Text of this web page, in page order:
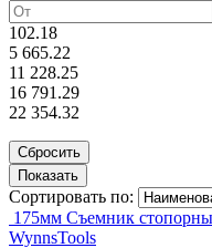
102.18
5 665.22
11 228.25
16 791.29
22 354.32
Сортировать по:
175мм Съемник
WynnsTools